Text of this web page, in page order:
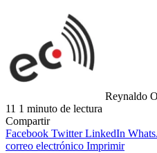
Reynaldo
11 1 minuto de lectura
Compartir
Facebook Twitter LinkedIn
correo electrónico Imprimir